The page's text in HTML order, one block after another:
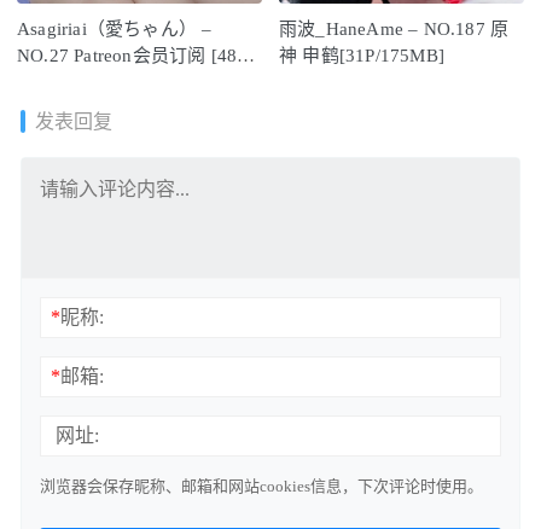
Asagiriai（愛ちゃん） –
NO.27 Patreon会员订阅 [48P-
雨波_HaneAme – NO.187 原
神 申鹤[31P/175MB]
发表回复
*昵称:
*邮箱:
网址:
浏览器会保存昵称、邮箱和网站cookies信息，下次评论时使用。